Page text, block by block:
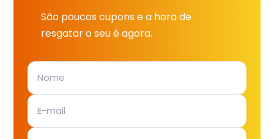
São poucos cupons e a hora de
resgatar o seu é agora.